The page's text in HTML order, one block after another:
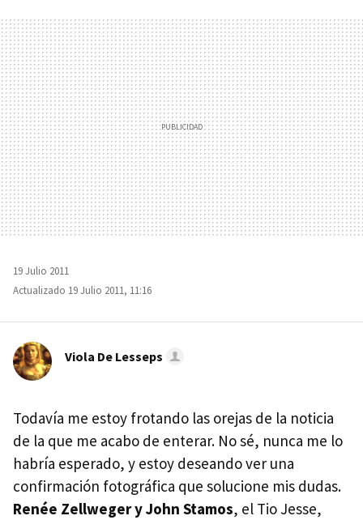
MAIL
19 Julio 2011
Actualizado 19 Julio 2011, 11:16
Viola De Lesseps
Todavía me estoy frotando las orejas de la noticia
de la que me acabo de enterar. No sé, nunca me lo
habría esperado, y estoy deseando ver una
confirmación fotográfica que solucione mis dudas.
Renée Zellweger y John Stamos, el Tio Jesse,